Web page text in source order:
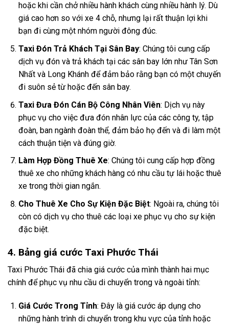
hoặc khi cần chở nhiều hành khách cùng nhiều hành lý. Dù
giá cao hơn so với xe 4 chỗ, nhưng lại rất thuận lợi khi
bạn đi cùng một nhóm người đông đúc.
Taxi Đón Trả Khách Tại Sân Bay: Chúng tôi cung cấp
dịch vụ đón và trả khách tại các sân bay lớn như Tân Sơn
Nhất và Long Khánh để đảm bảo rằng bạn có một chuyến
đi suôn sẻ từ hoặc đến sân bay.
Taxi Đưa Đón Cán Bộ Công Nhân Viên: Dịch vụ này
phục vụ cho việc đưa đón nhân lực của các công ty, tập
đoàn, ban ngành đoàn thể, đảm bảo họ đến và đi làm một
cách thuận tiện và đúng giờ.
Làm Hợp Đồng Thuê Xe: Chúng tôi cung cấp hợp đồng
thuê xe cho những khách hàng có nhu cầu tự lái hoặc thuê
xe trong thời gian ngắn.
Cho Thuê Xe Cho Sự Kiện Đặc Biệt: Ngoài ra, chúng tôi
còn có dịch vụ cho thuê các loại xe phục vụ cho sự kiện
đặc biệt.
4. Bảng giá cước Taxi Phước Thái
Taxi Phước Thái đã chia giá cước của mình thành hai mục
chính để phục vụ nhu cầu di chuyển trong và ngoài tỉnh:
Giá Cước Trong Tỉnh: Đây là giá cước áp dụng cho
những hành trình di chuyển trong khu vực của tỉnh hoặc